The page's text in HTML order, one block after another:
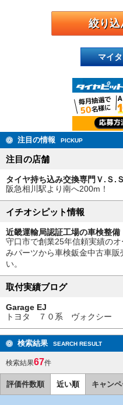
マイ
注目の情報 PICKUP
注目の店舗
タイヤ持ち込み交換専門Ｖ.Ｓ.
阪急相川駅より南へ200m！
イチオシピット情報
近畿運輸局認証工場の車検整備
守口市で創業25年信頼実績の
みパーツから車検鈑金中古車販
い。
取付実績ブログ
Garage EJ
トヨタ ７０系 ヴォクシー
検索結果 SEARCH RESULT
検索結果67件
評価件数順 近い順 キャン